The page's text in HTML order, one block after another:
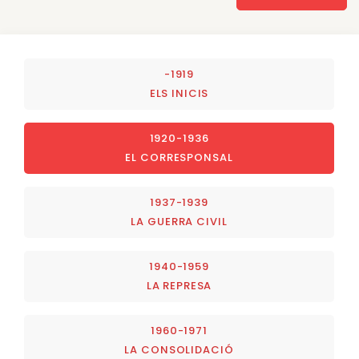
-1919
ELS INICIS
1920-1936
EL CORRESPONSAL
1937-1939
LA GUERRA CIVIL
1940-1959
LA REPRESA
1960-1971
LA CONSOLIDACIÓ